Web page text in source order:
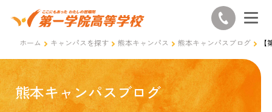
ホーム キャンパスを探す 熊本キャンパス 熊本キャンパスブログ
熊本キャンパスブログ